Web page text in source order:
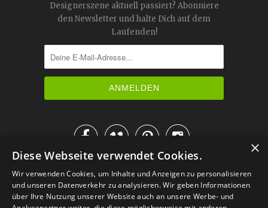
Designerszene aktuell passiert? Abonniere
den Newsletter und halte Dich auf dem
Laufenden!

IM KATALOG BLÄTTERN
×
Diese Webseite verwendet Cookies.
Wir verwenden Cookies, um Inhalte und Anzeigen zu personalisieren
und unseren Datenverkehr zu analysieren. Wir geben Informationen
über Ihre Nutzung unserer Website auch an unsere Werbe- und